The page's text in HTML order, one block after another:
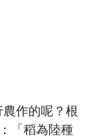
作的呢？根
「稻為陸種